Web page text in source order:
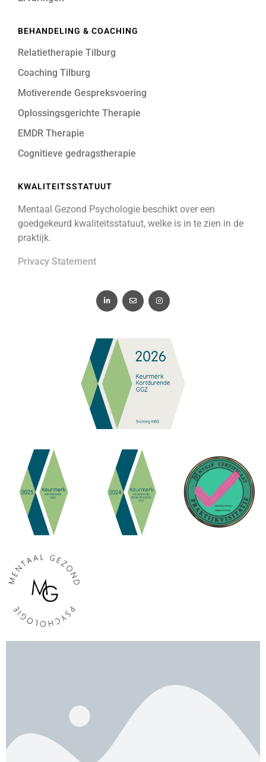
BEHANDELING & COACHING
Relatietherapie Tilburg
Coaching Tilburg
Motiverende Gespreksvoering
Oplossingsgerichte Therapie
EMDR Therapie
Cognitieve gedragstherapie
KWALITEITSSTATUUT
Mentaal Gezond Psychologie beschikt over een
goedgekeurd kwaliteitsstatuut, welke is in te zien in de
praktijk.
Privacy Statement